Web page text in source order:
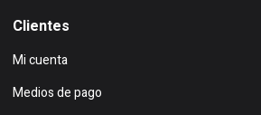
Clientes
Mi cuenta
Medios de pago